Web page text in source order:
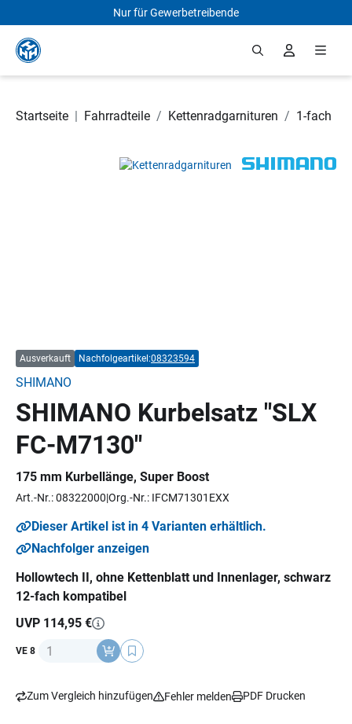
Zum Hauptinhalt springen
Nur für Gewerbetreibende
Startseite | Fahrradteile / Kettenradgarnituren / 1-fach
Bildergalerie überspringen
Ausverkauft Nachfolgeartikel:08323594
SHIMANO
SHIMANO Kurbelsatz "SLX
FC-M7130"
175 mm Kurbellänge, Super Boost
Art.-Nr.: 08322000 Org.-Nr.: IFCM71301EXX
Dieser Artikel ist in 4 Varianten erhältlich.
Nachfolger anzeigen
Hollowtech II, ohne Kettenblatt und Innenlager, schwarz
12-fach kompatibel
UVP 114,95 €
VE 8 Anzahl
Zum Vergleich hinzufügen Fehler melden PDF Drucken